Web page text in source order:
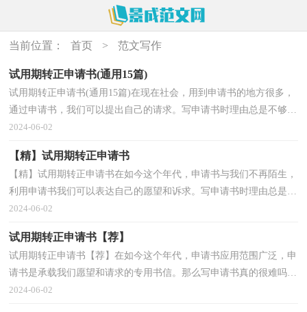
当前位置： 首页 > 范文写作
试用期转正申请书(通用15篇)
试用期转正申请书(通用15篇)在现在社会，用到申请书的地方很多，
通过申请书，我们可以提出自己的请求。写申请书时理由总是不够充
分？下面是小编整理的试用期转正申请书，仅供参考，希望...
2024-06-02
【精】试用期转正申请书
【精】试用期转正申请书在如今这个年代，申请书与我们不再陌生，
利用申请书我们可以表达自己的愿望和诉求。写申请书时理由总是不
够充分？下面是小编为大家收集的试用期转正申请书...
2024-06-02
试用期转正申请书【荐】
试用期转正申请书【荐】在如今这个年代，申请书应用范围广泛，申
请书是承载我们愿望和请求的专用书信。那么写申请书真的很难吗？
下面是小编为大家收集的试用期转正申请书，仅供参考...
2024-06-02